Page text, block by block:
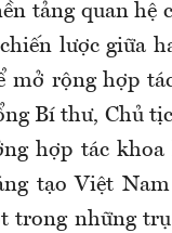
tảng quan hệ
lược giữa
mở rộng hợp
Bí thư, Chủ
hợp tác khoa
tạo Việt Nam
trong những